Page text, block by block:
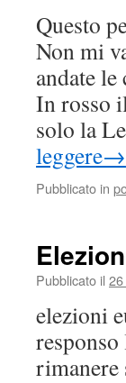
Questo
Non mi
andate
In rosso
solo la
leggere→
Pubblicato in
Pubblicato il
elezioni